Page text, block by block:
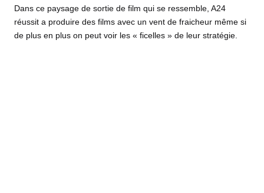
Dans ce paysage de sortie de film qui se ressemble, A24
réussit a produire des films avec un vent de fraicheur même si
de plus en plus on peut voir les « ficelles » de leur stratégie.